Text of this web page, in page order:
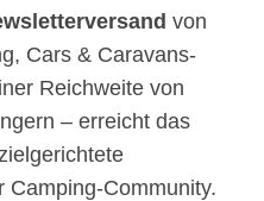
von
Cars & Caravans-
Reichweite von
– erreicht das
Camping-Community.